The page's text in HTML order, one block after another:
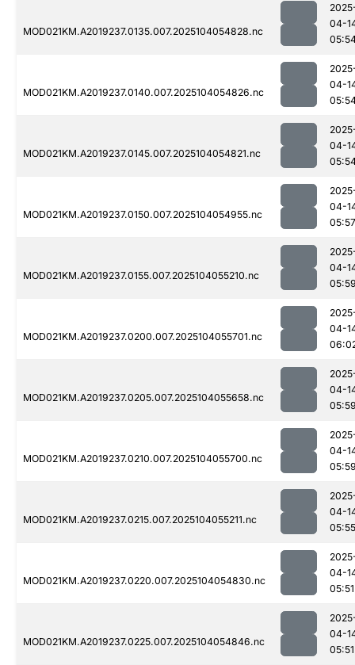
MOD021KM.A2019237.0135.007.2025104054828.nc
04-
MOD021KM.A2019237.0140.007.2025104054826.nc
04-
MOD021KM.A2019237.0145.007.2025104054821.nc
04-
MOD021KM.A2019237.0150.007.2025104054955.nc
04-
05:57
MOD021KM.A2019237.0155.007.2025104055210.nc
04-
MOD021KM.A2019237.0200.007.2025104055701.nc
04-
MOD021KM.A2019237.0205.007.2025104055658.nc
04-
MOD021KM.A2019237.0210.007.2025104055700.nc
04-
MOD021KM.A2019237.0215.007.2025104055211.nc
04-
05:55
MOD021KM.A2019237.0220.007.2025104054830.nc
04-
05:51
MOD021KM.A2019237.0225.007.2025104054846.nc
04-
05:51